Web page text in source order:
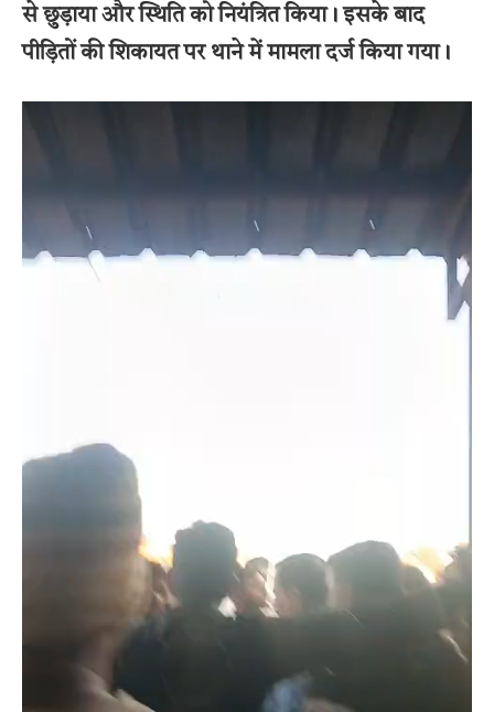
से छुड़ाया और स्थिति को नियंत्रित किया। इसके बाद
पीड़ितों की शिकायत पर थाने में मामला दर्ज किया गया।